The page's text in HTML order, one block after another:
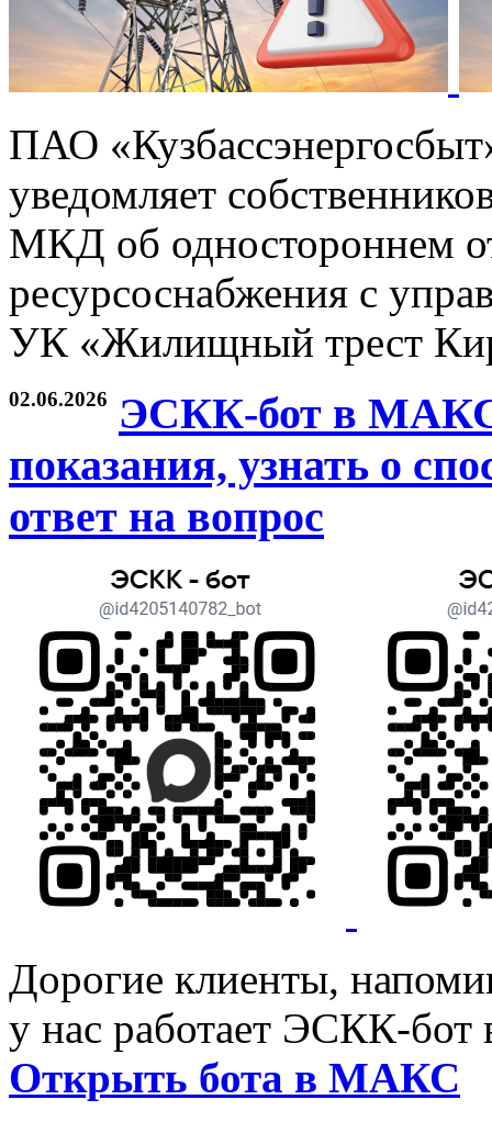
ПАО
уведомляет
МКД об одностороннем
ресурсоснабжения с
УК «Жилищный трест
02.06.2026
ЭСКК-бот в МАКС
показания, узнать о
ответ на вопрос
Дорогие клиенты,
у нас работает ЭСКК-
Открыть бота в МАКС